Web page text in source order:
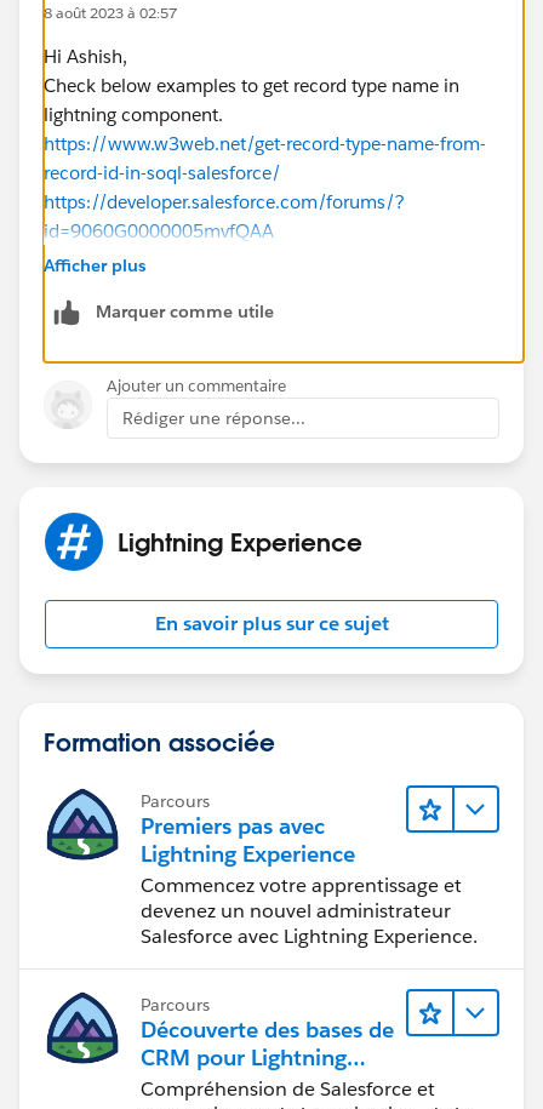
8 août 2023 à 02:57
Hi Ashish,
Check below examples to get record type name in
lightning component.
https://www.w3web.net/get-record-type-name-from-
record-id-in-soql-salesforce/
https://developer.salesforce.com/forums/?
id=9060G0000005mvfQAA
https://salesforce.stackexchange.com/questions/392
record-creation
Thanks,
Afficher plus
Marquer comme utile
Ajouter un commentaire
Rédiger une réponse...
Lightning Experience
En savoir plus sur ce sujet
Formation associée
Parcours
Premiers pas avec
Lightning Experience
Commencez votre apprentissage et
devenez un nouvel administrateur
Salesforce avec Lightning Experience.
Parcours
Découverte des bases de
CRM pour Lightning
Experience
Compréhension de Salesforce et